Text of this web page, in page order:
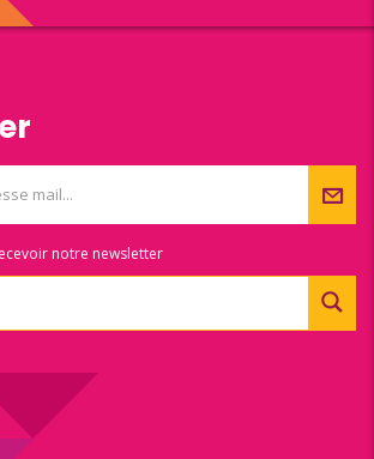
notre newsletter